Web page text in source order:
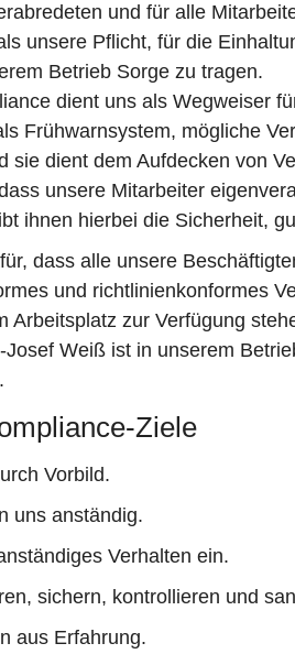
und für alle
unsere Pflicht, für die
Betrieb Sorge zu tragen.
dient uns als Wegweiser
Frühwarnsystem, mögliche
sie dient dem Aufdecken von
unsere Mitarbeiter
ihnen hierbei die Sicherheit,
dass alle unsere
und richtlinienkonformes
Arbeitsplatz zur Verfügung
Josef Weiß ist in unserem
Ziele
Vorbild.
uns anständig.
Verhalten ein.
sichern, kontrollieren und
aus Erfahrung.